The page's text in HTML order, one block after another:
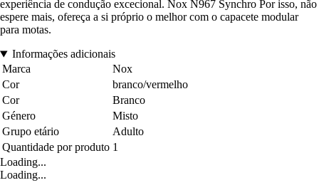
experiência de condução excecional. Nox N967 Synchro Por isso, não
espere mais, ofereça a si próprio o melhor com o capacete modular
para motas.
Informações adicionais
Marca
Nox
Cor
branco/vermelho
Cor
Branco
Género
Misto
Grupo etário
Adulto
Quantidade por produto 1
Loading...
Loading...